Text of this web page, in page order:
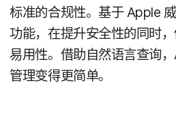
标准​的​合规性。基于Apple
功能，​在​提升​安全性​的​同时
易用性。​借助​自然​语言​查询，
管理​变得​更​简单。